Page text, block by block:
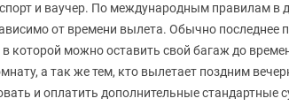
и ваучер. По международным правилам в
от времени вылета. Обычно последнее
которой можно оставить свой багаж до
а так же тем, кто вылетает поздним
и оплатить дополнительные стандартные